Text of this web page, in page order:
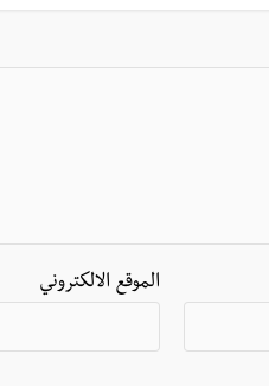
الموقع الالكتروني